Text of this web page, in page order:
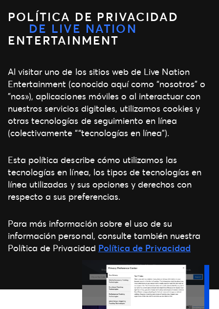
POLÍTICA DE PRIVACIDAD
DE LIVE NATION
ENTERTAINMENT
Al visitar uno de los sitios web de Live Nation
Entertainment (conocido aquí como “nosotros” o
”nos»), aplicaciones móviles o al interactuar con
nuestros servicios digitales, utilizamos cookies y
otras tecnologías de seguimiento en línea
(colectivamente ““tecnologías en línea”).
Esta política describe cómo utilizamos las
tecnologías en línea, los tipos de tecnologías en
línea utilizadas y sus opciones y derechos con
respecto a sus preferencias.
Para más información sobre el uso de su
información personal, consulte también nuestra
Política de Privacidad Política de Privacidad